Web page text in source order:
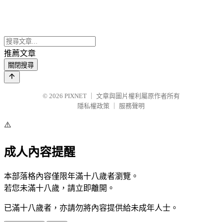
推薦文章
關閉搜尋
© 2026 PIXNET
文章與圖片權利屬原作者所有
隱私權政策
服務聲明
⚠️
成人內容提醒
本部落格內容僅限年滿十八歲者瀏覽。
若您未滿十八歲，請立即離開。
已滿十八歲者，亦請勿將內容提供給未成年人士。